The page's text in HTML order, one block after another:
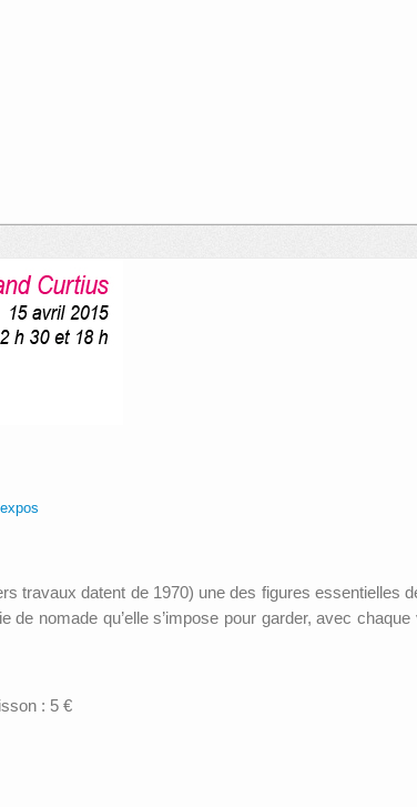
travaux datent de 1970) une des figures essentielles
nomade qu’elle s’impose pour garder, avec
: 5 €